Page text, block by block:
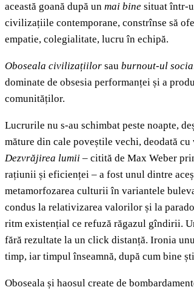
această goană după un mai bine situat într-
civilizațiile contemporane, constrînse să
empatie, colegialitate, lucru în echipă.
Oboseala civilizațiilor sau burnout-ul
dominate de obsesia performanței și a
comunităților.
Lucrurile nu s-au schimbat peste noapte,
măture din cale poveștile vechi, deodată
Dezvrăjirea lumii – citită de Max Weber
rațiunii și eficienței – a fost unul dintre
metamorfozarea culturii în variantele
condus la relativizarea valorilor și la
ritm existențial ce refuză răgazul gîndirii.
fără rezultate la un click distanță. Ironia
timp, iar timpul înseamnă, după cum bine
Oboseala și haosul create de